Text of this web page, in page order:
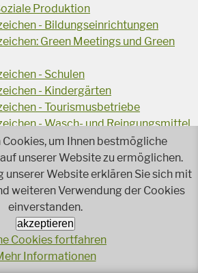
Produktion
- Bildungseinrichtungen
Green Meetings und Green
- Schulen
- Kindergärten
- Tourismusbetriebe
- Wasch- und Reingungsmittel
Ressourcen-Effizienz
von Elektroaltgeräten
das Businessgetränk
Parcours
Mode kaufen!
um Ihnen bestmögliche
unserer Website zu ermöglichen.
unserer Website erklären Sie sich mit
weiteren Verwendung der Cookies
einverstanden.
akzeptieren
Cookies fortfahren
Informationen